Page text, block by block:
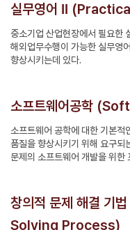
실무영어 II
중소기업 산업현장에서 필요한
해외업무수행이 가능한 실무영
향상시키는데 있다.
소프트웨어공학
소프트웨어 공학에 대한 기본적
품질을 향상시키기 위해 요구되
문제의 소프트웨어 개발을 위한
창의적 문제 해결
Solving Process)